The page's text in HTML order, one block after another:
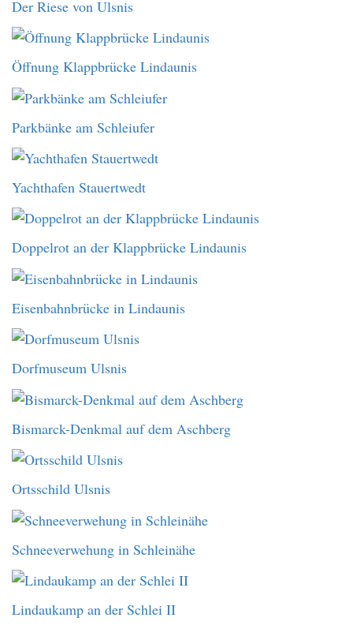
Der Riese von Ulsnis
Öffnung Klappbrücke Lindaunis
Parkbänke am Schleiufer
Yachthafen Stauertwedt
Doppelrot an der Klappbrücke Lindaunis
Eisenbahnbrücke in Lindaunis
Dorfmuseum Ulsnis
Bismarck-Denkmal auf dem Aschberg
Ortsschild Ulsnis
Schneeverwehung in Schleinähe
Lindaukamp an der Schlei II